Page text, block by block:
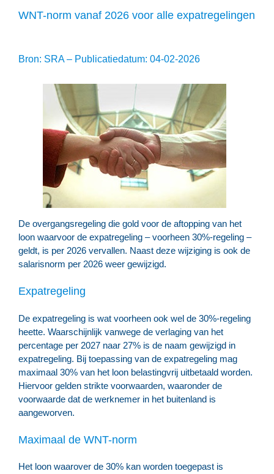
WNT-norm vanaf 2026 voor alle expatregelingen
Bron: SRA – Publicatiedatum: 04-02-2026
De overgangsregeling die gold voor de aftopping van het
loon waarvoor de expatregeling – voorheen 30%-regeling –
geldt, is per 2026 vervallen. Naast deze wijziging is ook de
salarisnorm per 2026 weer gewijzigd.
Expatregeling
De expatregeling is wat voorheen ook wel de 30%-regeling
heette. Waarschijnlijk vanwege de verlaging van het
percentage per 2027 naar 27% is de naam gewijzigd in
expatregeling. Bij toepassing van de expatregeling mag
maximaal 30% van het loon belastingvrij uitbetaald worden.
Hiervoor gelden strikte voorwaarden, waaronder de
voorwaarde dat de werknemer in het buitenland is
aangeworven.
Maximaal de WNT-norm
Het loon waarover de 30% kan worden toegepast is